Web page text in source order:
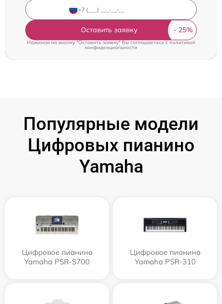
Оставить заявку
Нажимая на кнопку "Оставить заявку" Вы соглашаетесь cполитикой
конфиденциальности
Популярные модели
Цифровых пианино
Yamaha
Цифровое пианино
Yamaha PSR-S700
Цифровое пианино
Yamaha PSR-310